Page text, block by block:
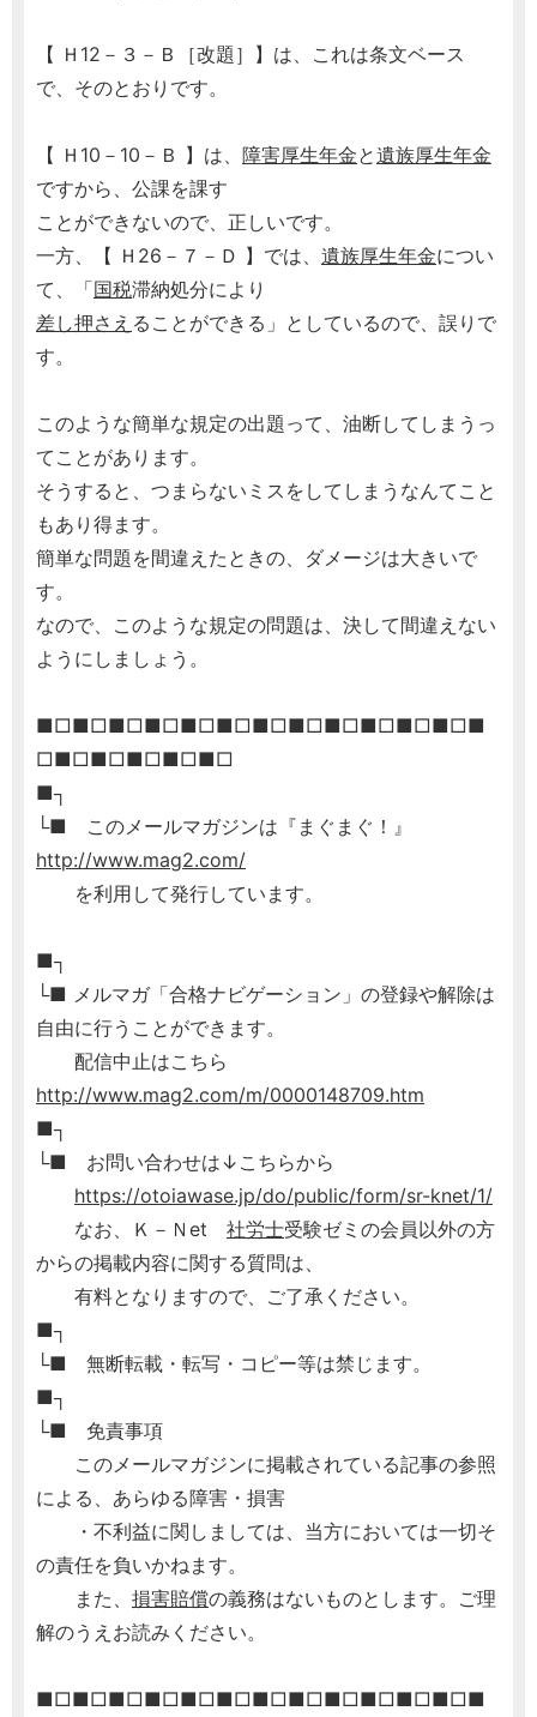
【 Ｈ12－３－Ｂ［改題］】は、これは条文ベース
で、そのとおりです。
【 Ｈ10－10－Ｂ 】は、 障害厚生年金と遺族厚生年金
ですから、公課を課す
ことができないので、正しいです。
一方、【 Ｈ26－７－Ｄ 】では、 遺族厚生年金につい
て、「国税滞納処分により
差し押さえ ることができる」としているので、誤りで
す。
このような簡単な規定の出題って、油断してしまうっ
てことがあります。
そうすると、つまらないミスをしてしまうなんてこと
もあり得ます。
簡単な問題を間違えたときの、ダメージは大きいで
す。
なので、このような規定の問題は、決して間違えない
ようにしましょう。
■□■□■□■□■□■□■□■□■□■□■□■□■
□■□■□■□■□■□
■┐
└■ このメールマガジンは『まぐまぐ！』
http://www.mag2.com/
を利用して発行しています。
■┐
└■ メルマガ「合格ナビゲーション」の登録や解除は
自由に行うことができます。
配信中止はこちら
http://www.mag2.com/m/0000148709.htm
■┐
└■ お問い合わせは↓こちらから
https://otoiawase.jp/do/public/form/sr-knet/1/
なお、Ｋ－Ｎet 社労士受験ゼミの会員以外の方
からの掲載内容に関する質問は、
有料となりますので、ご了承ください。
■┐
└■ 無断転載・転写・コピー等は禁じます。
■┐
└■ 免責事項
このメールマガジンに掲載されている記事の参照
による、あらゆる障害・損害
・不利益に関しましては、当方においては一切そ
の責任を負いかねます。
また、 損害賠償の義務はないものとします。ご理
解のうえお読みください。
■□■□■□■□■□■□■□■□■□■□■□■□■